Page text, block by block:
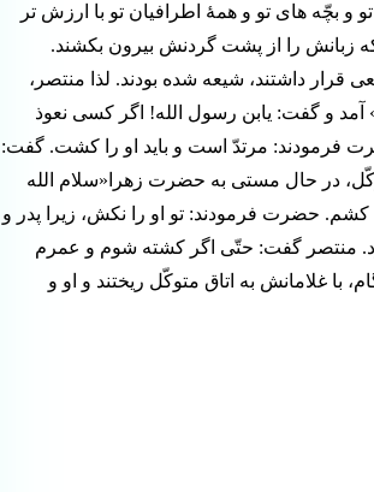
و بچّه های تو و همۀ اطرافیان تو با ارزش تر
زبانش را از پشت گردنش بیرون بکشند.
قرار داشتند، شیعه شده بودند. لذا منتصر،
آمد و گفت: یابن رسول الله! اگر کسی نعوذ
فرمودند: مرتدّ است و باید او را کشت. گفت:
در حال مستی به حضرت زهرا«سلام الله
حضرت فرمودند: تو او را نکش، زیرا پدر و
منتصر گفت: حتّی اگر کشته شوم و عمرم
با غلامانش به اتاق متوکّل ریختند و او و